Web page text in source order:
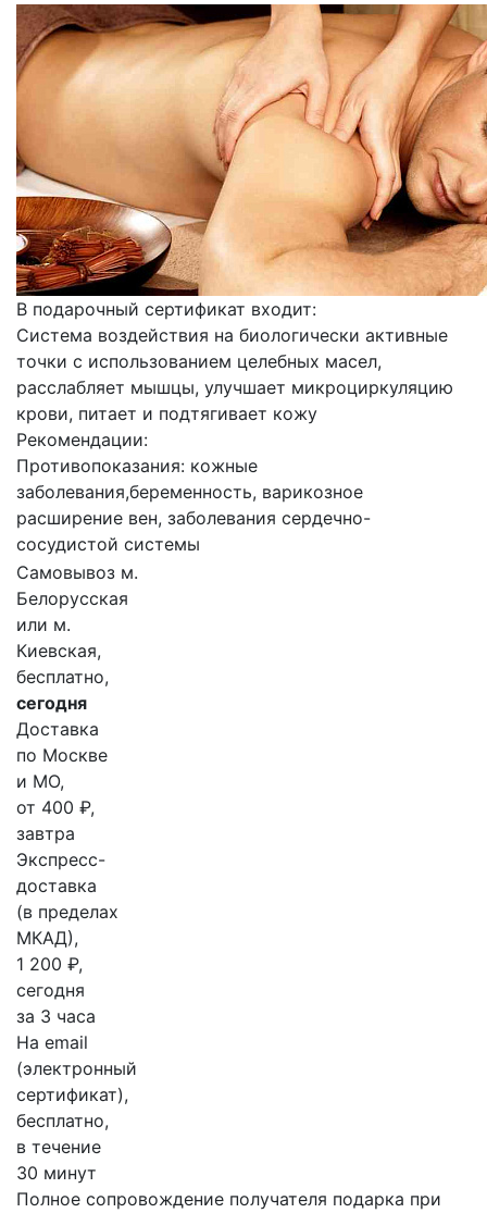
В подарочный сертификат входит:
Система воздействия на биологически активные
точки с использованием целебных масел,
расслабляет мышцы, улучшает микроциркуляцию
крови, питает и подтягивает кожу
Рекомендации:
Противопоказания: кожные
заболевания,беременность, варикозное
расширение вен, заболевания сердечно-
сосудистой системы
Самовывоз м.
Белорусская
или м.
Киевская,
бесплатно,
сегодня
Доставка
по Москве
и МО,
от 400 ₽,
завтра
Экспресс-
доставка
(в пределах
МКАД),
1 200 ₽,
сегодня
за 3 часа
На email
(электронный
сертификат),
бесплатно,
в течение
30 минут
Полное сопровождение получателя подарка при